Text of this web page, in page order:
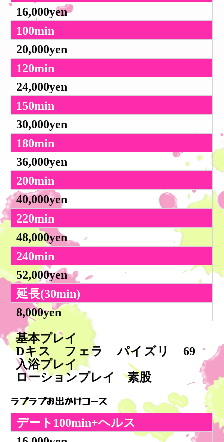
16,000yen
100min
20,000yen
120min
24,000yen
150min
30,000yen
180min
36,000yen
200min
40,000yen
220min
48,000yen
240min
52,000yen
延長(30min)
8,000yen
基本プレイ
Dキス フェラ パイズリ 69
入浴プレイ
ローションプレイ 素股
ラブラブお出かけコース
デート100min+ヘルス